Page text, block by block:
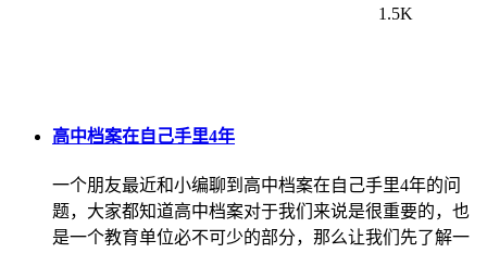
1.5K
高中档案在自己手里4年
一个朋友最近和小编聊到高中档案在自己手里4年的问
题，大家都知道高中档案对于我们来说是很重要的，也
是一个教育单位必不可少的部分，那么让我们先了解一